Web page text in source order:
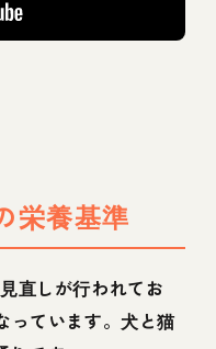
栄養基準
直しが行われてお
っています。犬と猫